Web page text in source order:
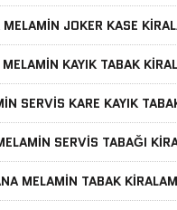
JOKER KASE
KAYIK TABAK
SERVIS KARE KAYIK
SERVIS TABAĞI
MELAMIN TABAK